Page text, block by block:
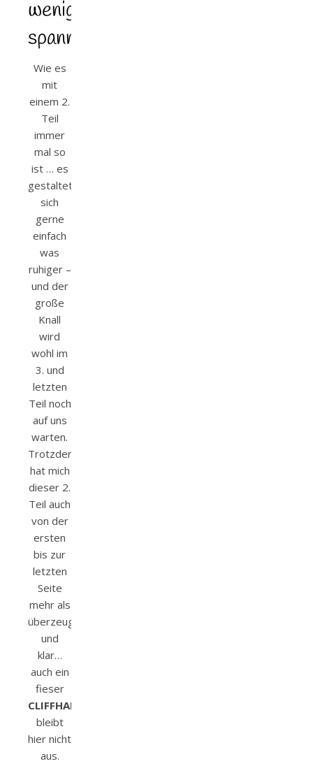
weniger
spannend
Wie es
mit
einem 2.
Teil
immer
mal so
ist … es
gestaltet
sich
gerne
einfach
was
ruhiger –
und der
große
Knall
wird
wohl im
3. und
letzten
Teil noch
auf uns
warten.
Trotzdem
hat mich
dieser 2.
Teil auch
von der
ersten
bis zur
letzten
Seite
mehr als
überzeugt…
und
klar…
auch ein
fieser
CLIFFHANGER
bleibt
hier nicht
aus.